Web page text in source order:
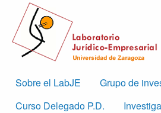
Skip to main content
Main
Sobre el LabJE
Grupo de
Curso Delegado P.D.